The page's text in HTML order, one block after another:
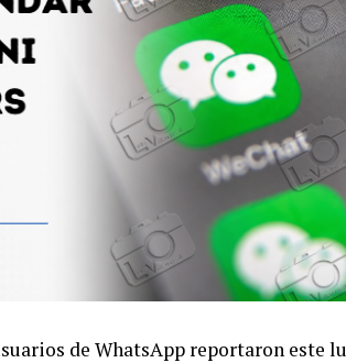
de WhatsApp reportaron este